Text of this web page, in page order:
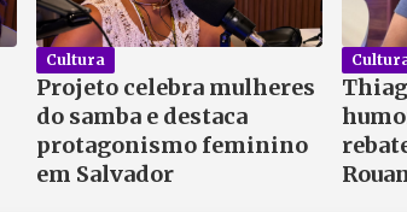
Cultura
Projeto celebra mulheres
do samba e destaca
protagonismo feminino
em Salvador